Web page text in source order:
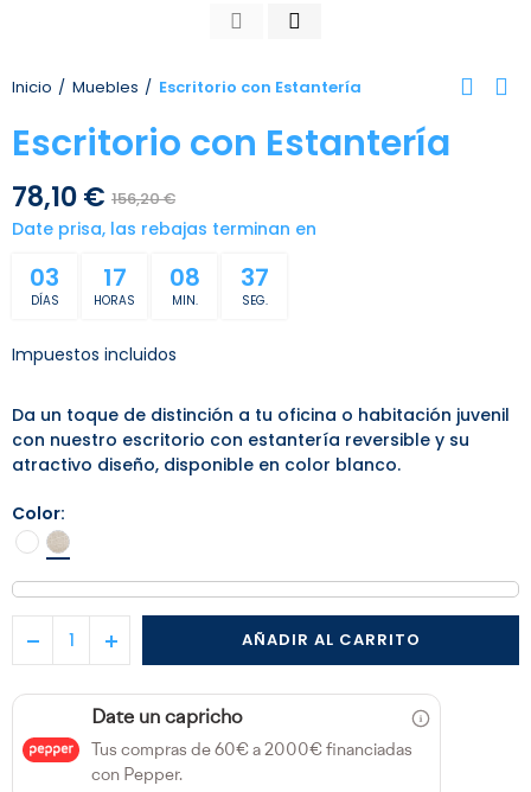
Inicio Muebles Escritorio con Estantería
Escritorio con Estantería
78,10 € 156,20 €
Date prisa, las rebajas terminan en
03
DÍAS
17
HORAS
08
MIN.
37
SEG.
Impuestos incluidos
Da un toque de distinción a tu oficina o habitación juvenil
con nuestro escritorio con estantería reversible y su
atractivo diseño, disponible en color blanco.
Color
AÑADIR AL CARRITO
Date un capricho
Tus compras de 60€ a 2000€ financiadas
con Pepper.